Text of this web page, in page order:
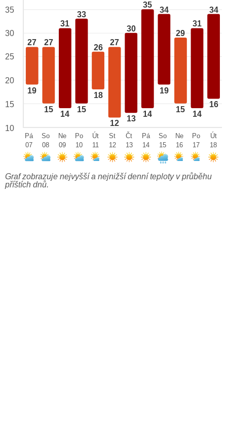
27
19
27
15
31
14
33
15
26
18
27
12
30
13
35
14
34
19
29
15
31
14
34
16
35
30
25
20
15
10
Pá
07
So
08
Ne
09
Po
10
Út
11
St
12
Čt
13
Pá
14
So
15
Ne
16
Po
17
Út
18
Graf zobrazuje nejvyšší a nejnižší denní teploty v průběhu
příštích dnů.